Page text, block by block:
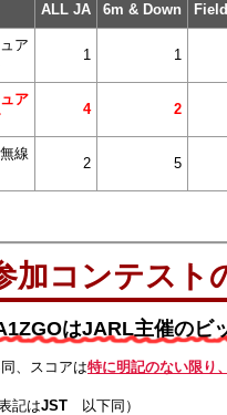
ALL JA
6m & Down
ア
1 1
ア
4 2
線
2 5
加コンテスト
はJARL主催のビ
、スコアは特に明記のない限り
記はJST 以下同）